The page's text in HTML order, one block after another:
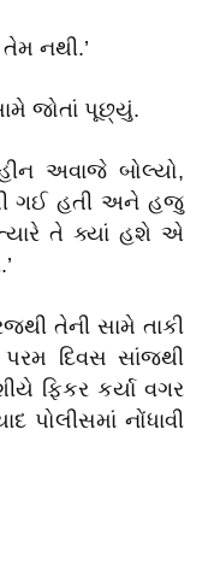
નથી.’
જોતાં પૂછ્યું.
અવાજે બોલ્યો,
ગઈ હતી અને હજુ
તે ક્યાં હશે એ
તેની સામે તાકી
પરમ દિવસ સાંજથી
ફિકર કર્યા વગર
પોલીસમાં નોંધાવી